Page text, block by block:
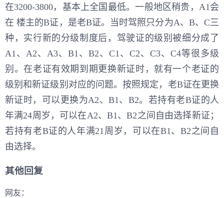
在3200-3800，基本上全国最低。一般地区稍贵，A1会
在 楼主的B证，是老B证。当时驾照只分为A、B、C三
种，实行新的分级制度后，驾驶证的级别被细分成了
A1、A2、A3、B1、B2、C1、C2、C3、C4等很多级
别。在老证有效期到期更换新证时，就有一个老证的
级别和新证级别对应的问题。按照规定，老B证在更换
新证时，可以更换为A2、B1、B2。若持有老B证的人
年满24周岁，可以在A2、B1、B2之间自由选择新证；
若持有老B证的人年满21周岁，可以在B1、B2之间自
由选择。
其他回复
网友：